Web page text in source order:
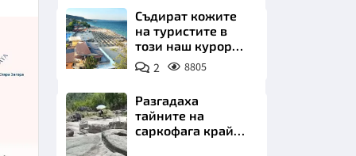
Съдират кожите
на туристите в
този наш курорт.
Шокираща
сметка за обяд на
2 8805
Разгадаха
тайните на
саркофага край